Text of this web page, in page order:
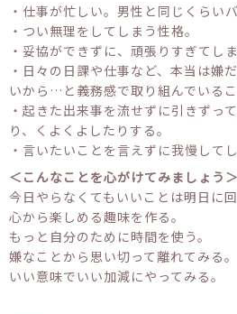
・仕事が忙しい。男性と同じくらい
・つい無理をしてしまう性格。
・妥協ができずに、頑張りすぎてしま
・日々の日課や仕事など、本当は嫌
いから…と義務感で取り組んでいるこ
・起きた出来事を流せずに引きずっ
り、くよくよしたりする。
・言いたいことを言えずに我慢してし
＜こんなことを心がけてみましょう＞
今日やらなくてもいいことは明日に回
心から楽しめる趣味を作る。
もっと自分のために時間を使う。
嫌なことから思い切って離れてみる。
いい意味でいい加減にやってみる。